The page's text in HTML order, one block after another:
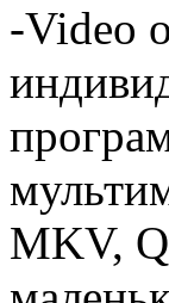
-Video
MKV,